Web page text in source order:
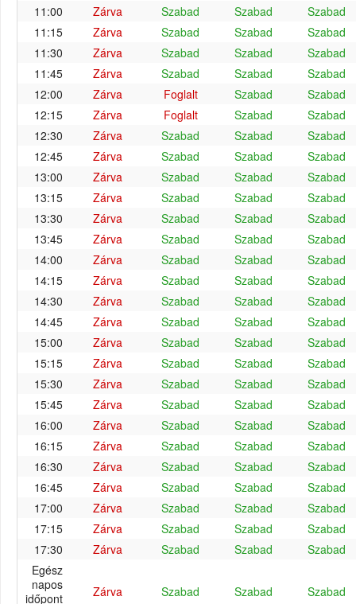
11:00
Zárva Szabad Szabad
Szabad
11:15
Zárva Szabad Szabad
Szabad
11:30
Zárva Szabad Szabad
Szabad
11:45
Zárva Szabad Szabad
Szabad
12:00
Zárva Foglalt Szabad
Szabad
12:15
Zárva Foglalt Szabad
Szabad
12:30
Zárva Szabad Szabad
Szabad
12:45
Zárva Szabad Szabad
Szabad
13:00
Zárva Szabad Szabad
Szabad
13:15
Zárva Szabad Szabad
Szabad
13:30
Zárva Szabad Szabad
Szabad
13:45
Zárva Szabad Szabad
Szabad
14:00
Zárva Szabad Szabad
Szabad
14:15
Zárva Szabad Szabad
Szabad
14:30
Zárva Szabad Szabad
Szabad
14:45
Zárva Szabad Szabad
Szabad
15:00
Zárva Szabad Szabad
Szabad
15:15
Zárva Szabad Szabad
Szabad
15:30
Zárva Szabad Szabad
Szabad
15:45
Zárva Szabad Szabad
Szabad
16:00
Zárva Szabad Szabad
Szabad
16:15
Zárva Szabad Szabad
Szabad
16:30
Zárva Szabad Szabad
Szabad
16:45
Zárva Szabad Szabad
Szabad
17:00
Zárva Szabad Szabad
Szabad
17:15
Zárva Szabad Szabad
Szabad
17:30
Zárva Szabad Szabad
Szabad
Egész
napos
időpont
Zárva Szabad Szabad Szabad